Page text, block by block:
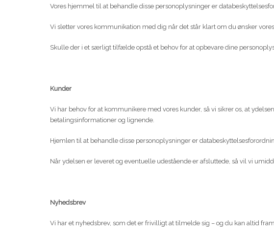
Vores hjemmel til at behandle disse personoplysninger er
Vi sletter vores kommunikation med dig når det står klart om du ønsker
Skulle der i et særligt tilfælde opstå et behov for at opbevare dine
Kunder
Vi har behov for at kommunikere med vores kunder, så vi sikrer os, at
betalingsinformationer og lignende.
Hjemlen til at behandle disse personoplysninger er
Når ydelsen er leveret og eventuelle udestående er afsluttede, så vil vi
Nyhedsbrev
Vi har et nyhedsbrev, som det er frivilligt at tilmelde sig – og du kan altid